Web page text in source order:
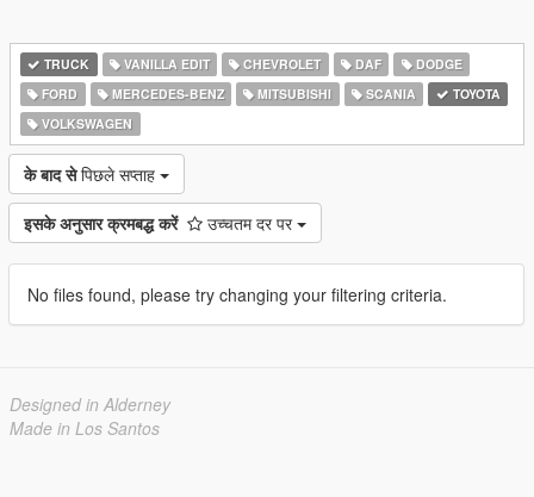
TRUCK VANILLA EDIT CHEVROLET DAF
DODGE
FORD
MERCEDES-BENZ MITSUBISHI SCANIA
TOYOTA
VOLKSWAGEN
के बाद से पिछले सप्ताह
इसके अनुसार क्रमबद्ध करें उच्चतम दर पर
No files found, please try changing your filtering criteria.
Designed in Alderney
Made in Los Santos